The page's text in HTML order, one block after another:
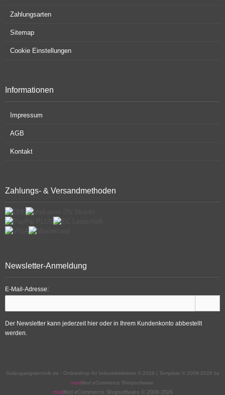
Zahlungsarten
Sitemap
Cookie Einstellungen
Informationen
Impressum
AGB
Kontakt
Zahlungs- & Versandmethoden
Newsletter-Anmeldung
E-Mail-Adresse:
Der Newsletter kann jederzeit hier oder in Ihrem Kundenkonto abbestellt
werden.
Seilzugangstechnik.de - Onlineshop für Industrieklettern © 2026 | Template © 2009-2026 by
mod ified eCommerce Shopsoftware
modified eCommerce Shopsoftware © 2009-2026